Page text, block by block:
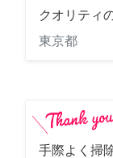
クオリティ
東京都
手際よく掃